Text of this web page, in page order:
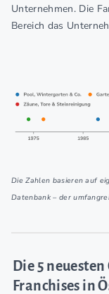
Unternehmen. Die
Bereich das
Die Zahlen basieren auf
Datenbank – der
Die 5
Franchises in